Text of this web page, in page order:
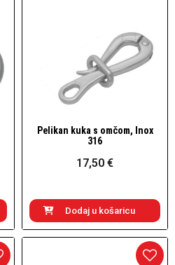
Brzi pogled
Pelikan kuka s omčom, Inox
316
17,50 €
Dodaj u košaricu